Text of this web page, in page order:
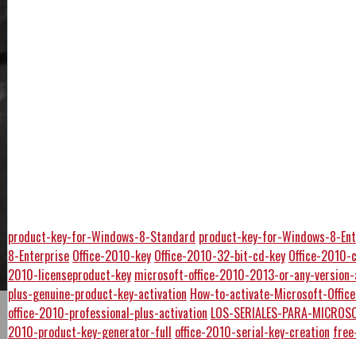
product-key-for-Windows-8-Standard product-key-for-Windows-8-
8-Enterprise Office-2010-key Office-2010-32-bit-cd-key Office-2010-
2010-licenseproduct-key microsoft-office-2010-2013-or-any-version-
plus-genuine-product-key-activation How-to-activate-Microsoft-
office-2010-professional-plus-activation LOS-SERIALES-PARA-
2010-product-key-generator-full office-2010-serial-key-creation